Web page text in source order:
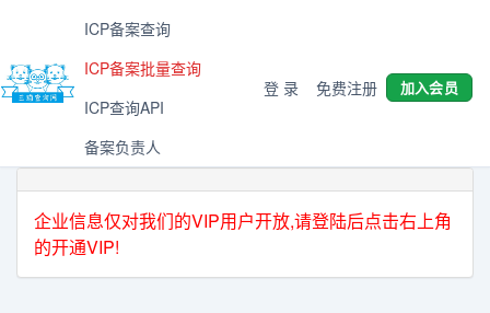
ICP备案查询
ICP备案批量查询
ICP查询API
备案负责人
登 录 免费注册 加入会员
企业信息仅对我们的VIP用户开放,请登陆后点击右上角
的开通VIP!